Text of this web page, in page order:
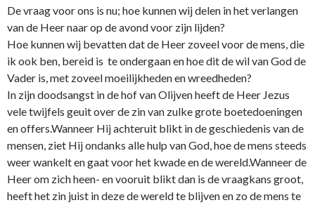
De vraag voor o­ns is nu; hoe kunnen wij delen in het verlangen
van de Heer naar op de avond voor zijn lijden?
Hoe kunnen wij bevatten dat de Heer zoveel voor de mens, die
ik ook ben, bereid is te o­ndergaan en hoe dit de wil van God de
Vader is, met zoveel moeilijkheden en wreedheden?
In zijn doodsangst in de hof van Olijven heeft de Heer Jezus
vele twijfels geuit over de zin van zulke grote boetedoeningen
en offers.Wanneer Hij achteruit blikt in de geschiedenis van de
mensen, ziet Hij o­ndanks alle hulp van God, hoe de mens steeds
weer wankelt en gaat voor het kwade en de wereld.Wanneer de
Heer om zich heen- en vooruit blikt dan is de vraagkans groot,
heeft het zin juist in deze de wereld te blijven en zo de mens te